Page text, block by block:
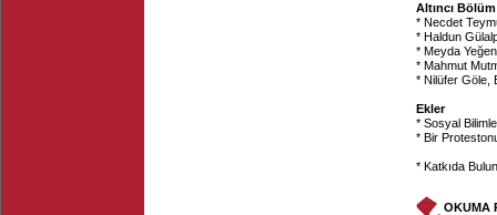
Altıncı
* Necdet
* Haldun
* Meyda
* Mahmut
* Nilüfer Göle,
Ekler
* Sosyal
* Bir
* Katkıda
OKUMA